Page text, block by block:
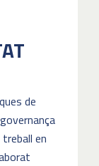
de
en